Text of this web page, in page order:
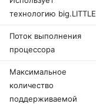
технологию big.LITTLE
Поток выполнения
процессора
Максимальное
количество
поддерживаемой